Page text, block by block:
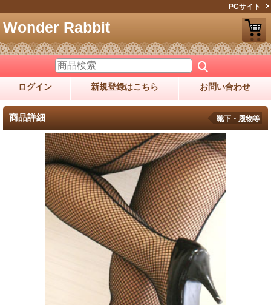
PCサイト
Wonder Rabbit
ログイン 新規登録はこちら お問い合わせ
商品詳細 靴下・履物等